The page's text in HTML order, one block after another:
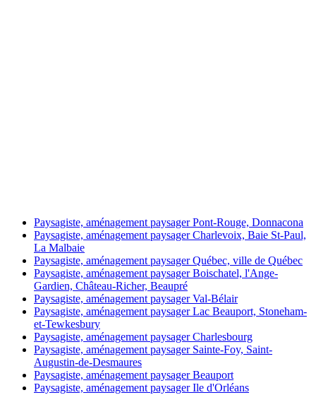
Paysagiste, aménagement paysager Pont-Rouge, Donnacona
Paysagiste, aménagement paysager Charlevoix, Baie St-Paul,
La Malbaie
Paysagiste, aménagement paysager Québec, ville de Québec
Paysagiste, aménagement paysager Boischatel, l'Ange-
Gardien, Château-Richer, Beaupré
Paysagiste, aménagement paysager Val-Bélair
Paysagiste, aménagement paysager Lac Beauport, Stoneham-
et-Tewkesbury
Paysagiste, aménagement paysager Charlesbourg
Paysagiste, aménagement paysager Sainte-Foy, Saint-
Augustin-de-Desmaures
Paysagiste, aménagement paysager Beauport
Paysagiste, aménagement paysager Ile d'Orléans